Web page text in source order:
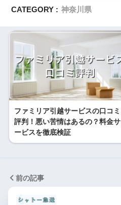
CATEGORY : 神奈川県
ファミリア引越サービスの口コミ
評判！悪い苦情はあるの？料金サ
ービスを徹底検証
前の記事